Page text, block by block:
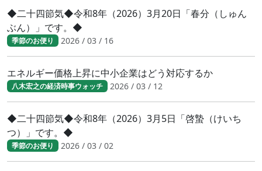
◆二十四節気◆令和8年（2026）3月20日「春分（しゅん
ぶん）」です。◆
季節のお便り 2026 / 03 / 16
エネルギー価格上昇に中小企業はどう対応するか
八木宏之の経済時事ウォッチ 2026 / 03 / 12
◆二十四節気◆令和8年（2026）3月5日「啓蟄（けいち
つ）」です。◆
季節のお便り 2026 / 03 / 02